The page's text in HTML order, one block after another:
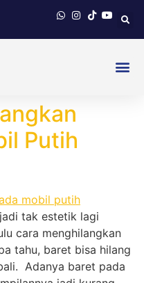
Putih
tak estetik lagi
cara menghilangkan
tahu, baret bisa hilang
Adanya baret pada